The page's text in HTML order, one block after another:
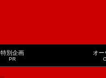
特別企画
PR
オー